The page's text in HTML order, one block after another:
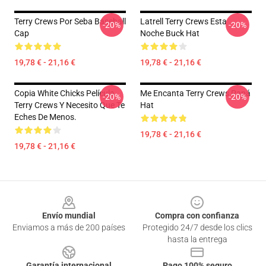
Terry Crews Por Seba Baseball
Cap
19,78 € - 21,16 €
-20%
Latrell Terry Crews Esta
Noche Buck Hat
19,78 € - 21,16 €
-20%
Copia White Chicks Película
Terry Crews Y Necesito Que Te
Eches De Menos.
19,78 € - 21,16 €
-20%
Me Encanta Terry Crews Papá
Hat
19,78 € - 21,16 €
-20%
Envío mundial
Enviamos a más de 200 países
Compra con confianza
Protegido 24/7 desde los clics
hasta la entrega